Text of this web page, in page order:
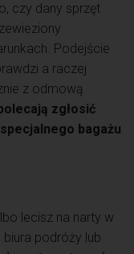
czy dany sprzęt
Podejście
a raczej
z odmową
zgłosić
bagażu
lecisz na narty w
podróży lub